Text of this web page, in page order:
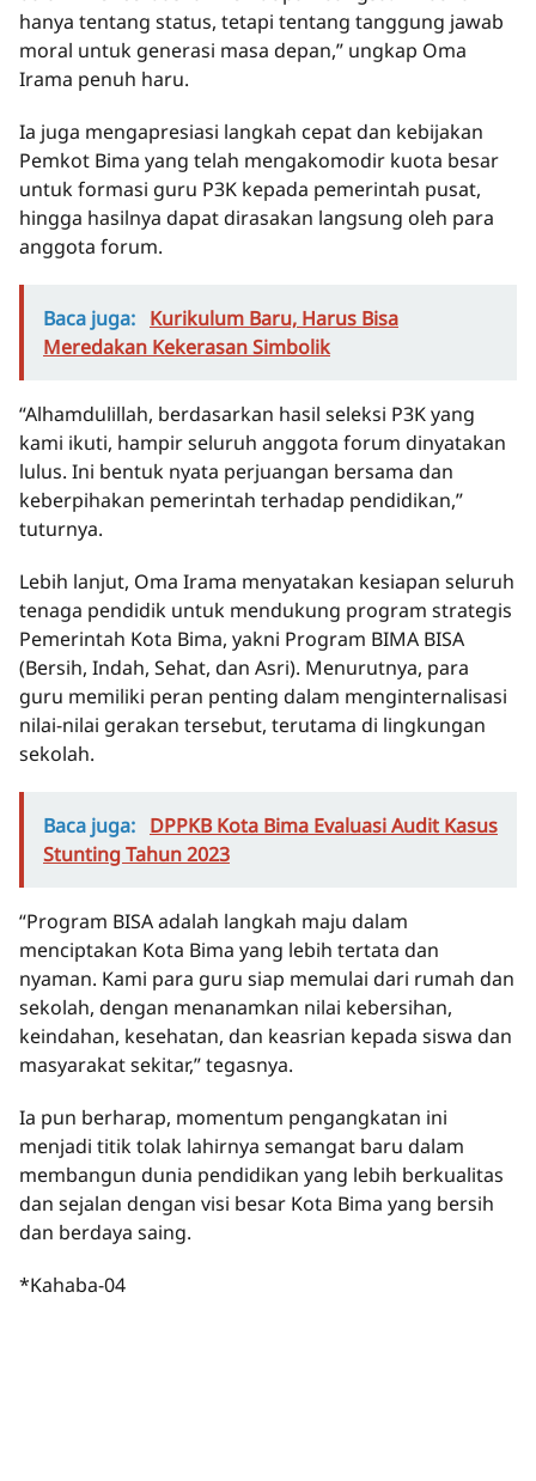
hanya tentang status, tetapi tentang tanggung jawab
moral untuk generasi masa depan,” ungkap Oma
Irama penuh haru.
Ia juga mengapresiasi langkah cepat dan kebijakan
Pemkot Bima yang telah mengakomodir kuota besar
untuk formasi guru P3K kepada pemerintah pusat,
hingga hasilnya dapat dirasakan langsung oleh para
anggota forum.
Baca juga: Kurikulum Baru, Harus Bisa
Meredakan Kekerasan Simbolik
“Alhamdulillah, berdasarkan hasil seleksi P3K yang
kami ikuti, hampir seluruh anggota forum dinyatakan
lulus. Ini bentuk nyata perjuangan bersama dan
keberpihakan pemerintah terhadap pendidikan,”
tuturnya.
Lebih lanjut, Oma Irama menyatakan kesiapan seluruh
tenaga pendidik untuk mendukung program strategis
Pemerintah Kota Bima, yakni Program BIMA BISA
(Bersih, Indah, Sehat, dan Asri). Menurutnya, para
guru memiliki peran penting dalam menginternalisasi
nilai-nilai gerakan tersebut, terutama di lingkungan
sekolah.
Baca juga: DPPKB Kota Bima Evaluasi Audit Kasus
Stunting Tahun 2023
“Program BISA adalah langkah maju dalam
menciptakan Kota Bima yang lebih tertata dan
nyaman. Kami para guru siap memulai dari rumah dan
sekolah, dengan menanamkan nilai kebersihan,
keindahan, kesehatan, dan keasrian kepada siswa dan
masyarakat sekitar,” tegasnya.
Ia pun berharap, momentum pengangkatan ini
menjadi titik tolak lahirnya semangat baru dalam
membangun dunia pendidikan yang lebih berkualitas
dan sejalan dengan visi besar Kota Bima yang bersih
dan berdaya saing.
*Kahaba-04